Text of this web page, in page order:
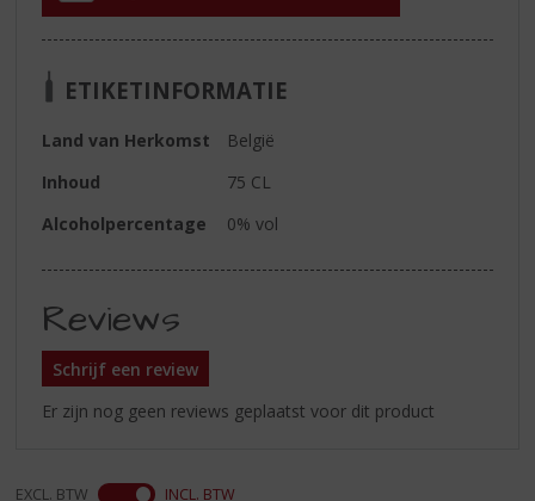
ETIKETINFORMATIE
Land van Herkomst
België
Inhoud
75 CL
Alcoholpercentage
0% vol
Reviews
Schrijf een review
Er zijn nog geen reviews geplaatst voor dit product
EXCL. BTW INCL. BTW